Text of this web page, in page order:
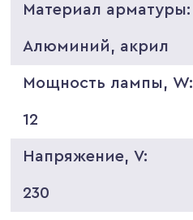
Материал арматуры:
Алюминий, акрил
Мощность лампы, W:
12
Напряжение, V:
230